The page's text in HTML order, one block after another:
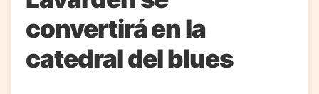
convertirá en la
catedral del blues